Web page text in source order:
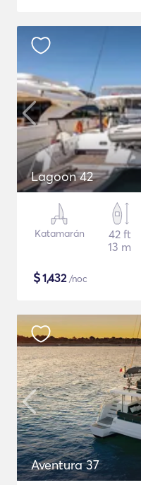
Lagoon 42
Katamarán
42 ft
13 m
$1,432/noc
Aventura 37